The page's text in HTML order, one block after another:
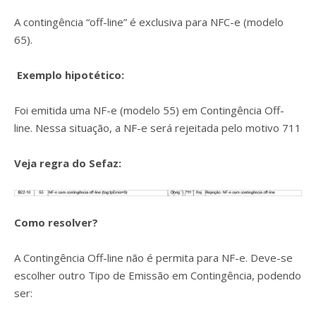
A contingência “off-line” é exclusiva para NFC-e (modelo
65).
Exemplo hipotético:
Foi emitida uma NF-e (modelo 55) em Contingência Off-
line. Nessa situação, a NF-e será rejeitada pelo motivo 711
Veja regra do Sefaz:
Como resolver?
A Contingência Off-line não é permita para NF-e. Deve-se
escolher outro Tipo de Emissão em Contingência, podendo
ser: